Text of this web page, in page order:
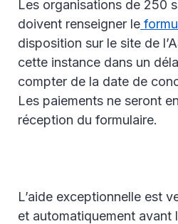
Les organisations de 250
doivent renseigner le
disposition sur le site de
cette instance dans un
compter de la date de
Les paiements ne seront
réception du formulaire.
L’aide exceptionnelle est
et automatiquement avant